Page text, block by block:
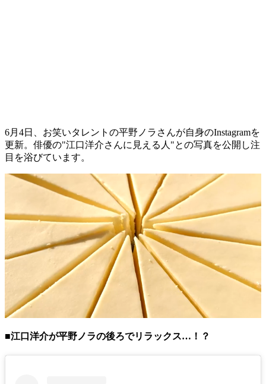
6月4日、お笑いタレントの平野ノラさんが自身のInstagramを
更新。俳優の"江口洋介さんに見える人"との写真を公開し注
目を浴びています。
■江口洋介が平野ノラの後ろでリラックス…！？